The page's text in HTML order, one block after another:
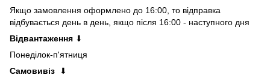
Якщо замовлення оформлено до 16:00, то відправка
відбувається день в день, якщо після 16:00 - наступного дня
Відвантаження ⬇
Понеділок-п'ятниця
Самовивіз
⬇